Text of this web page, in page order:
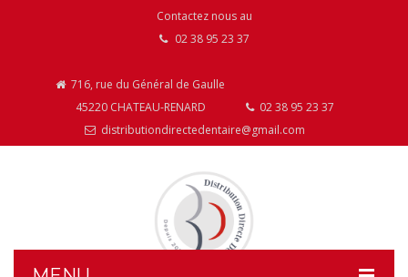
Contactez nous au
02 38 95 23 37
716, rue du Général de Gaulle
45220 CHATEAU-RENARD
02 38 95 23 37
distributiondirectedentaire@gmail.com